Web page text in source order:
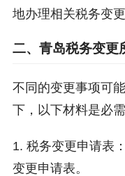
地办理相关税务变更
二、青岛税务变更
不同的变更事项可
下，以下材料是必需
1. 税务变更申请表
变更申请表。